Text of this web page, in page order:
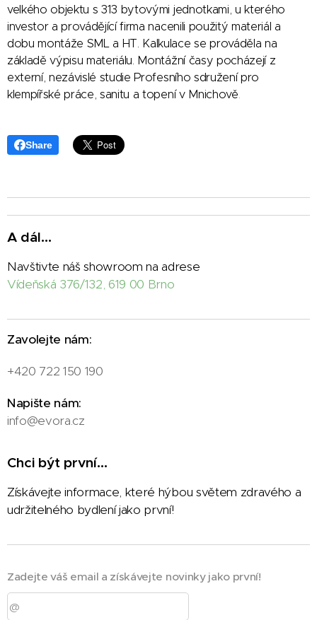
velkého objektu s 313 bytovými jednotkami, u kterého
investor a provádějící firma nacenili použitý materiál a
dobu montáže SML a HT. Kalkulace se prováděla na
základě výpisu materiálu. Montážní časy pocházejí z
externí, nezávislé studie Profesního sdružení pro
klempířské práce, sanitu a topení v Mnichově
Share
A dál...
Navštivte náš showroom na adrese
Vídeňská 376/132, 619 00 Brno
Zavolejte nám:
+420 722 150 190
Napište nám:
info@evora.cz
Chci být první...
Získávejte informace, které hýbou světem zdravého a
udržitelného bydlení jako první!
Zadejte váš email a získávejte novinky jako první!